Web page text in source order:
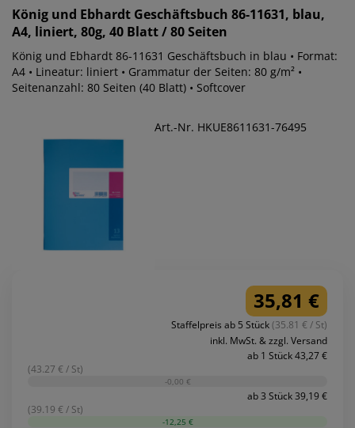
König und Ebhardt Geschäftsbuch 86-11631, blau,
A4, liniert, 80g, 40 Blatt / 80 Seiten
König und Ebhardt 86-11631 Geschäftsbuch in blau • Format:
A4 • Lineatur: liniert • Grammatur der Seiten: 80 g/m² •
Seitenanzahl: 80 Seiten (40 Blatt) • Softcover
Art.-Nr. HKUE8611631-76495
35,81 €
Staffelpreis ab 5 Stück(35.81 € / St)
inkl. MwSt. & zzgl. Versand
ab 1 Stück 43,27 €
(43.27 € / St)
-0,00 €
ab 3 Stück 39,19 €
(39.19 € / St)
-12,25 €